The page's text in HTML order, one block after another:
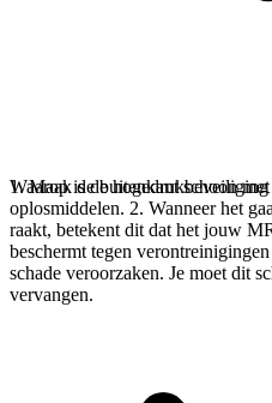
1. Maak de buitenkant schoon
oplosmiddelen. 2. Wanneer het
raakt, betekent dit dat het jouw
beschermt tegen
schade veroorzaken. Je moet dit
vervangen.
Waarop is de hogedrukbeveiliging